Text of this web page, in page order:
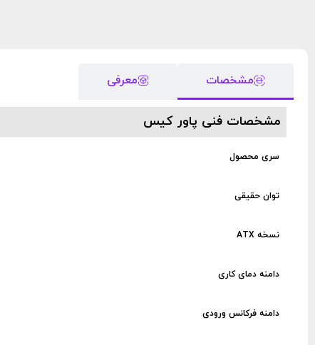
مشخصات معرفی
مشخصات فنی پاور کیس
سری محصول
توان حقیقی
نسخه ATX
دامنه دمای کاری
دامنه فرکانس ورودی